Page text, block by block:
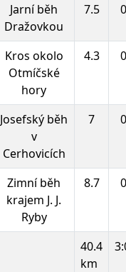
Jarní běh
Dražovkou
7.5
Kros okolo
Otmíčské
hory
4.3
Josefský běh
v
Cerhovicích
7
Zimní běh
krajem J. J.
Ryby
8.7
40.4
km